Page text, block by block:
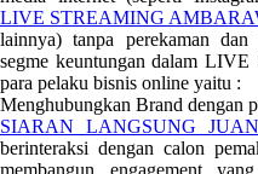
LIVE STREAMING
lainnya) tanpa perekaman
segme keuntungan dalam
para pelaku bisnis online yaitu :
Menghubungkan Brand dengan
SIARAN LANGSUNG
berinteraksi dengan calon
membangun engagement